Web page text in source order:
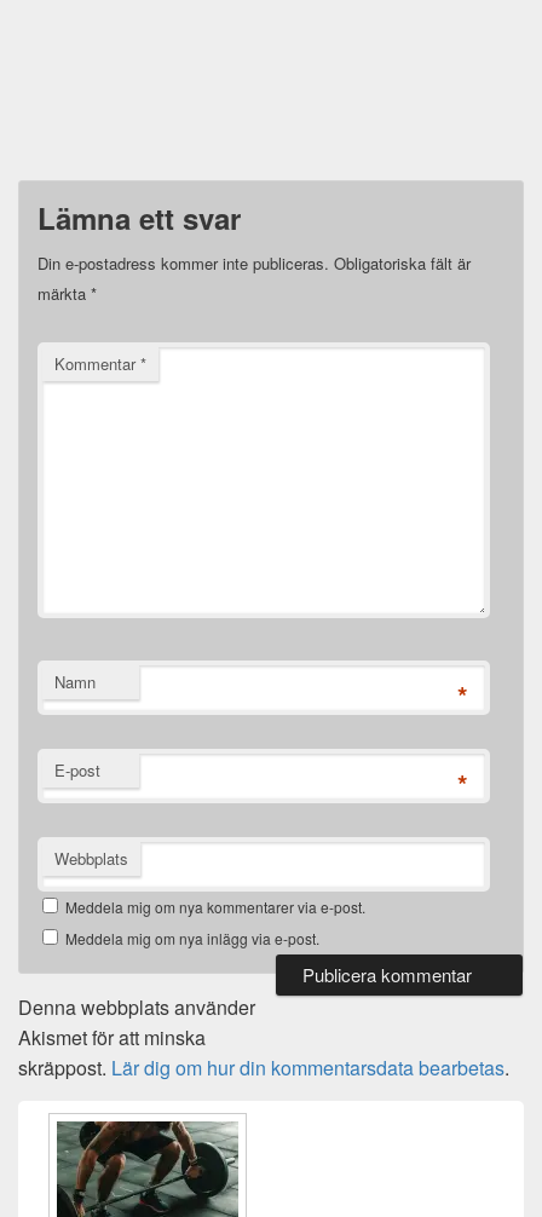
Lämna ett svar
Din e-postadress kommer inte publiceras. Obligatoriska fält är
märkta *
Kommentar*
Namn *
E-post *
Webbplats
Meddela mig om nya kommentarer via e-post.
Meddela mig om nya inlägg via e-post.
Denna webbplats använder
Akismet för att minska
skräppost. Lär dig om hur din kommentarsdata bearbetas.
Primära
sidofältet
Widget
område